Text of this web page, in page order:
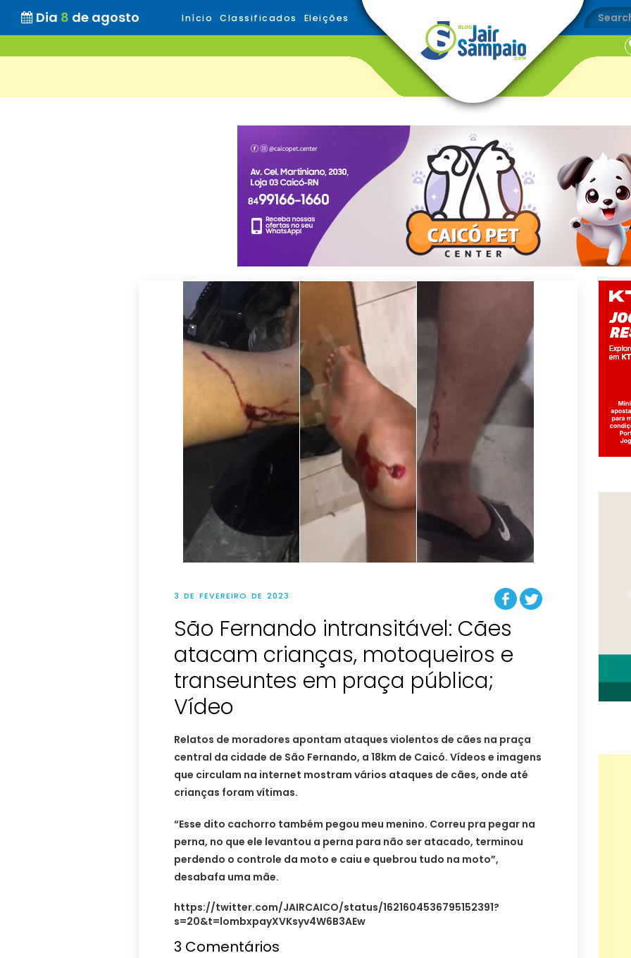
Dia 8 de agosto Início Classificados Eleições
3 DE FEVEREIRO DE 2023
São Fernando intransitável: Cães
atacam crianças, motoqueiros e
transeuntes em praça pública;
Vídeo
Relatos de moradores apontam ataques violentos de cães na praça
central da cidade de São Fernando, a 18km de Caicó. Vídeos e imagens
que circulam na internet mostram vários ataques de cães, onde até
crianças foram vítimas.
“Esse dito cachorro também pegou meu menino. Correu pra pegar na
perna, no que ele levantou a perna para não ser atacado, terminou
perdendo o controle da moto e caiu e quebrou tudo na moto”,
desabafa uma mãe.
https://twitter.com/JAIRCAICO/status/1621604536795152391?
s=20&t=lombxpayXVKsyv4W6B3AEw
3 Comentários